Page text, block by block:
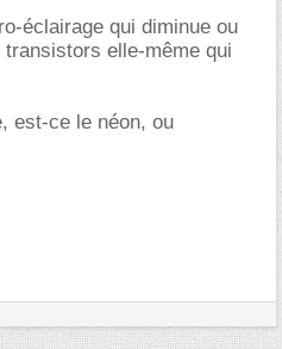
éclairage qui diminue ou
elle-même qui
est-ce le néon, ou